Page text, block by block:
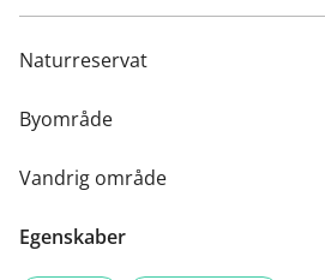
Naturreservat
Byområde
Vandrig område
Egenskaber